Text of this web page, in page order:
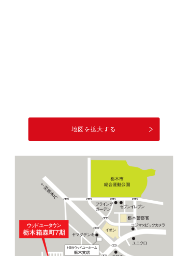
地図を拡大する